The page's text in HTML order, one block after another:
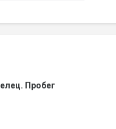
Пробег